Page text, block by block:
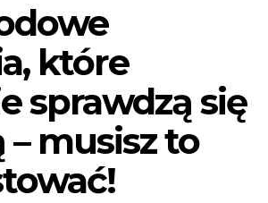
które
sprawdzą się
– musisz to